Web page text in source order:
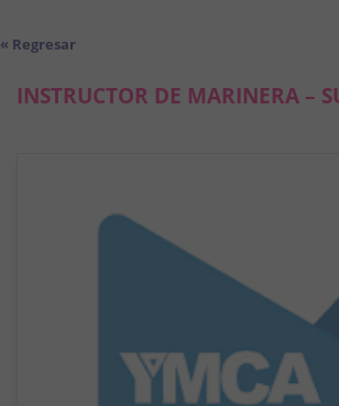
« Regresar
INSTRUCTOR DE MARINERA –